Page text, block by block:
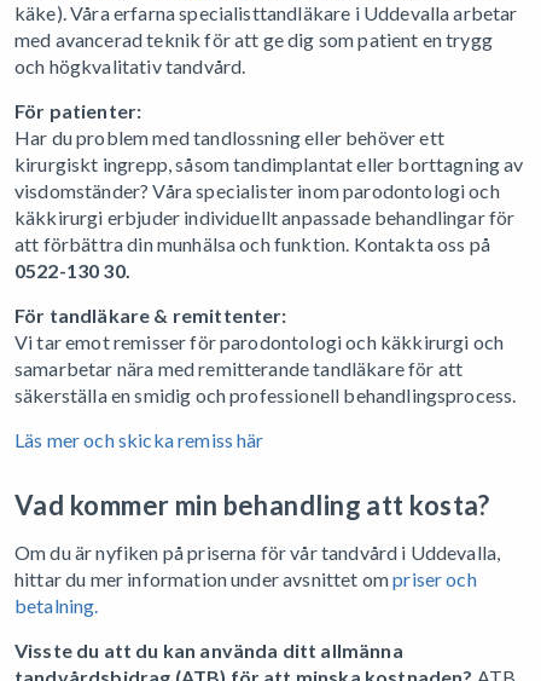
käke). Våra erfarna specialisttandläkare i Uddevalla arbetar
med avancerad teknik för att ge dig som patient en trygg
och högkvalitativ tandvård.
För patienter:
Har du problem med tandlossning eller behöver ett
kirurgiskt ingrepp, såsom tandimplantat eller borttagning av
visdomständer? Våra specialister inom parodontologi och
käkkirurgi erbjuder individuellt anpassade behandlingar för
att förbättra din munhälsa och funktion. Kontakta oss på
0522-130 30.
För tandläkare & remittenter:
Vi tar emot remisser för parodontologi och käkkirurgi och
samarbetar nära med remitterande tandläkare för att
säkerställa en smidig och professionell behandlingsprocess.
Läs mer och skicka remiss här
Vad kommer min behandling att kosta?
Om du är nyfiken på priserna för vår tandvård i Uddevalla,
hittar du mer information under avsnittet ompriser och
betalning.
Visste du att du kan använda ditt allmänna